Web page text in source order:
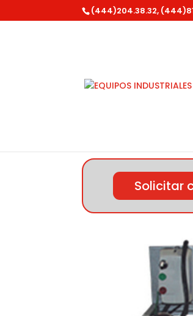
(444)204.38.32,
Solicitar